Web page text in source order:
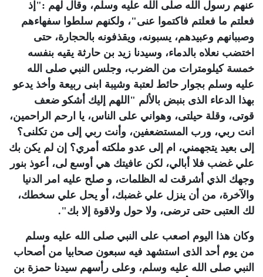
عنهم رسول الله صلى الله عليه وسلم، وقال لهم :"إذ
فعلتم ما فعلتم فاكتموا عنى"، ولكنهم سلطوا سفهاءهم
وصببانهم وعبيدهم، يسبونه، ويقذفونه بالحجارة، حتى
اختضب نعلاه بالدماء، وسيدنا زيد بن حارثة يقيه بنفسه
خمسة كيلومترات من الضرب، وجلس النبي صلى الله
عليه وسلم بجوار حائط لعتبة وشيبة ابنى ربيعة وأخذ يدعو
بهذا الدعاء الذى بنبض بالألم "اللهم إليك أشكو ضعف
قوتى، وقلة حيلتى، وهواني على الناس، يا ارحم الراحمين،
انت ربي، ورب المستضعفين، وأنت ربي إلى من تكلنى؟
إلى بعيد يتجهمني، ام إلى عدو ملكته أمري؟ إن لم يكن بك
علي غضب فلا أبالي، لكن عافيتك هي أوسع لى، أعوذ بنور
وجهك الذي أشرقت له الظلمات، و صلح عليه امر الدنيا
والآخرة، من أن ينزل علي غضبك، أو يحل علي سخطك،
لك العتبى حتى ترضى، ولا حول ولاقوة إلا بك".
وكان هذا اليوم اصعب على النبي صلى الله عليه وسلم
من يوم أحد الذى استشهد فيه سبعون صحابيا من أصحاب
النبي صلى الله عليه وسلم، وعلى رأسهم سيدنا حمزة بن